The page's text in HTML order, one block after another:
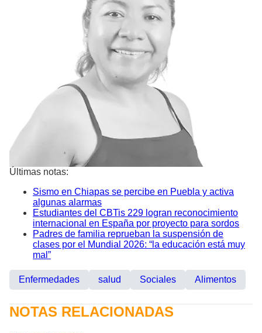
Últimas notas:
Sismo en Chiapas se percibe en Puebla y activa
algunas alarmas
Estudiantes del CBTis 229 logran reconocimiento
internacional en España por proyecto para sordos
Padres de familia reprueban la suspensión de
clases por el Mundial 2026: “la educación está muy
mal”
Enfermedades salud Sociales Alimentos
NOTAS RELACIONADAS